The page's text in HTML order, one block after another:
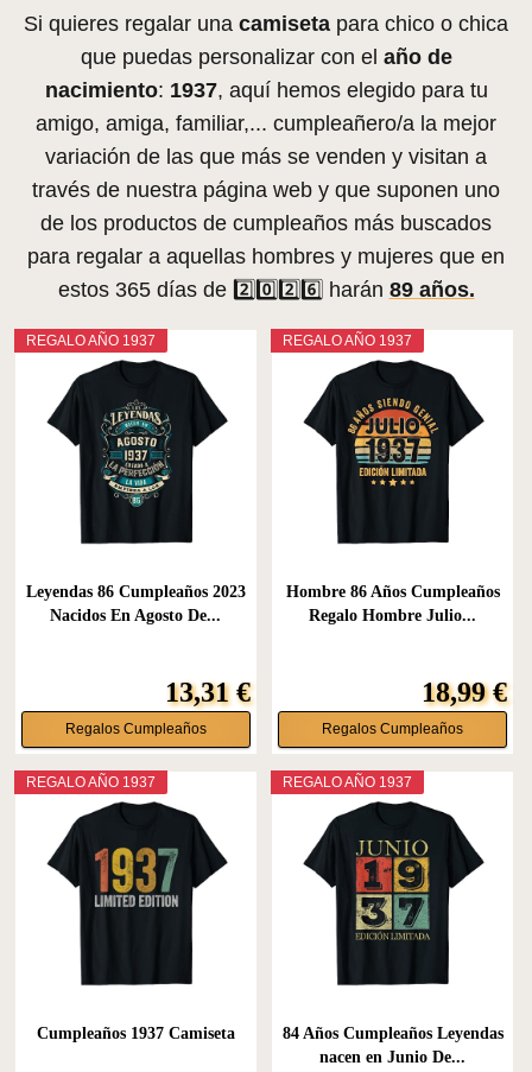
Si quieres regalar una camiseta para chico o chica
que puedas personalizar con el año de
nacimiento: 1937, aquí hemos elegido para tu
amigo, amiga, familiar,... cumpleañero/a la mejor
variación de las que más se venden y visitan a
través de nuestra página web y que suponen uno
de los productos de cumpleaños más buscados
para regalar a aquellas hombres y mujeres que en
estos 365 días de 2️⃣0️⃣2️⃣6️⃣ harán 89 años.
REGALO AÑO 1937
Leyendas 86 Cumpleaños 2023
Nacidos En Agosto De...
13,31 €
Regalos Cumpleaños
REGALO AÑO 1937
Hombre 86 Años Cumpleaños
Regalo Hombre Julio...
18,99 €
Regalos Cumpleaños
REGALO AÑO 1937
Cumpleaños 1937 Camiseta
REGALO AÑO 1937
84 Años Cumpleaños Leyendas
nacen en Junio De...